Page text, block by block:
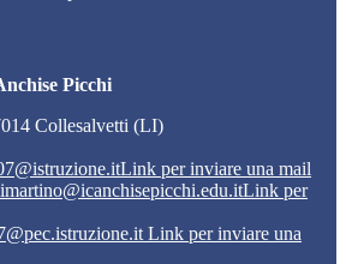
Picchi
Collesalvetti (LI)
Link per inviare una mail
Link per
Link per inviare una